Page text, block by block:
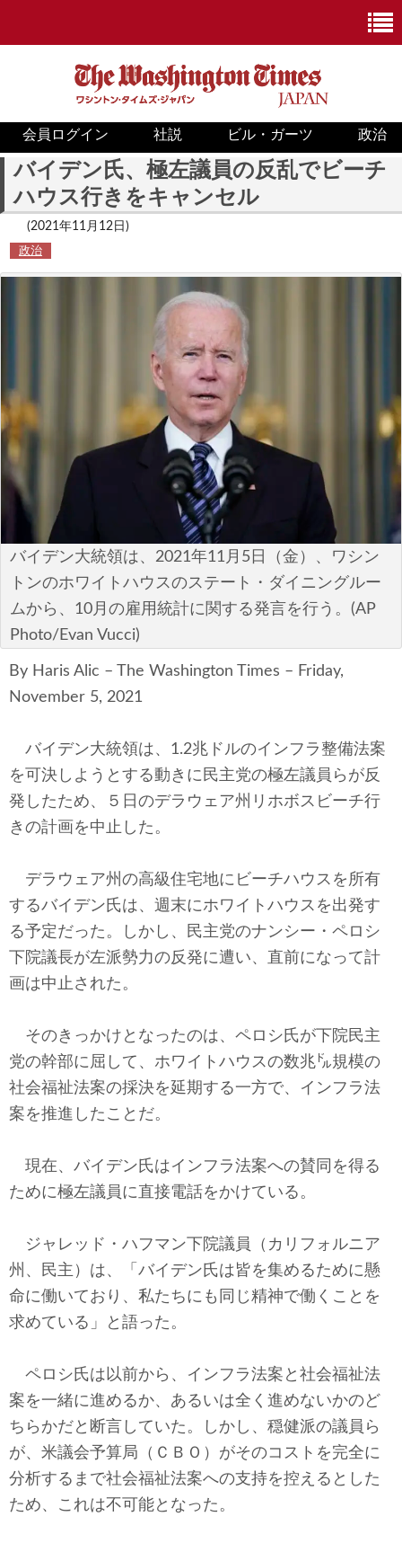
ニュース
政治
ビジネス・経済
ポリシー
税制・予算
エネルギー・環境
サイバーセキュリティ―
国境・移民政策
テクノロジー
社説
ビル・ガーツ
東アジア
東京発
会員ログイン 社説 ビル・ガーツ 政治
バイデン氏、極左議員の反乱でビーチ
ハウス行きをキャンセル
(2021年11月12日)
政治
バイデン大統領は、2021年11月5日（金）、ワシン
トンのホワイトハウスのステート・ダイニングルー
ムから、10月の雇用統計に関する発言を行う。(AP
Photo/Evan Vucci)
By Haris Alic – The Washington Times – Friday,
November 5, 2021
バイデン大統領は、1.2兆ドルのインフラ整備法案
を可決しようとする動きに民主党の極左議員らが反
発したため、５日のデラウェア州リホボスビーチ行
きの計画を中止した。
デラウェア州の高級住宅地にビーチハウスを所有
するバイデン氏は、週末にホワイトハウスを出発す
る予定だった。しかし、民主党のナンシー・ペロシ
下院議長が左派勢力の反発に遭い、直前になって計
画は中止された。
そのきっかけとなったのは、ペロシ氏が下院民主
党の幹部に屈して、ホワイトハウスの数兆㌦規模の
社会福祉法案の採決を延期する一方で、インフラ法
案を推進したことだ。
現在、バイデン氏はインフラ法案への賛同を得る
ために極左議員に直接電話をかけている。
ジャレッド・ハフマン下院議員（カリフォルニア
州、民主）は、「バイデン氏は皆を集めるために懸
命に働いており、私たちにも同じ精神で働くことを
求めている」と語った。
ペロシ氏は以前から、インフラ法案と社会福祉法
案を一緒に進めるか、あるいは全く進めないかのど
ちらかだと断言していた。しかし、穏健派の議員ら
が、米議会予算局（ＣＢＯ）がそのコストを完全に
分析するまで社会福祉法案への支持を控えるとした
ため、これは不可能となった。